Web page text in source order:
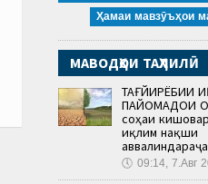
Ҳамаи мавзӯъҳои
МАВОДҲОИ ТАҲЛИЛӢ
ТАҒЙИРЁБИИ
ПАЙОМАДҲОИ
соҳаи
иқлим нақши
🕔 09:14, 7.Авг